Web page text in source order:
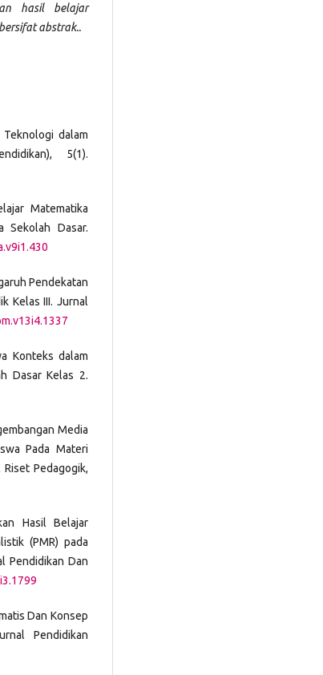
hasil belajar
abstrak..
dalam
5(1).
Matematika
Sekolah Dasar.
Pendekatan
Kelas III. Jurnal
Konteks dalam
Dasar Kelas 2.
Media
Pada Materi
Riset Pedagogik,
Hasil Belajar
(PMR) pada
Pendidikan Dan
Dan Konsep
Pendidikan